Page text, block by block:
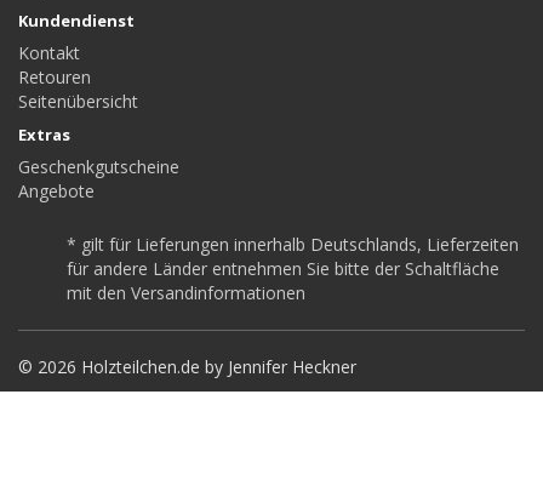
Kundendienst
Kontakt
Retouren
Seitenübersicht
Extras
Geschenkgutscheine
Angebote
* gilt für Lieferungen innerhalb Deutschlands, Lieferzeiten
für andere Länder entnehmen Sie bitte der Schaltfläche
mit den Versandinformationen
© 2026 Holzteilchen.de by Jennifer Heckner